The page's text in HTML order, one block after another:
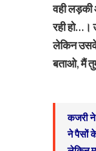
वही लड़की
रही हो…।
लेकिन उसके
बताओ, मैं
कजरी
ने पैसों